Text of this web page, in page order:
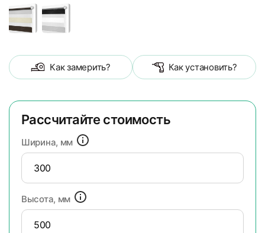
Как замерить? Как установить?
Рассчитайте стоимость
Ширина, мм
Высота, мм